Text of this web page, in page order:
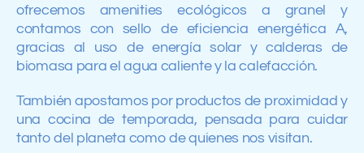
ofrecemos amenities ecológicos a granel y
contamos con sello de eficiencia energética A,
gracias al uso de energía solar y calderas de
biomasa para el agua caliente y la calefacción.
También apostamos por productos de proximidad y
una cocina de temporada, pensada para cuidar
tanto del planeta como de quienes nos visitan.